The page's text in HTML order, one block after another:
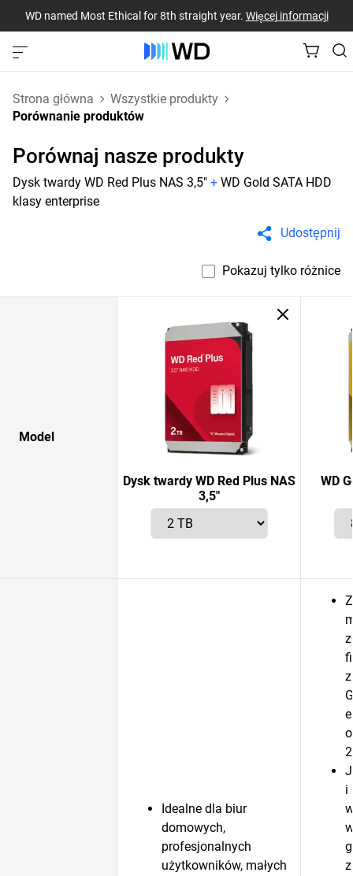
WD named Most Ethical for 8th straight year. Więcej informacji
Strona główna
Wszystkie produkty
Porównanie produktów
Porównaj nasze produkty
Dysk twardy WD Red Plus NAS 3,5" + WD Gold SATA HDD
klasy enterprise
Udostępnij
Pokazuj tylko różnice
Model
Dysk twardy WD Red Plus NAS
3,5"
WD
Idealne dla biur
domowych,
profesjonalnych
użytkowników, małych
i